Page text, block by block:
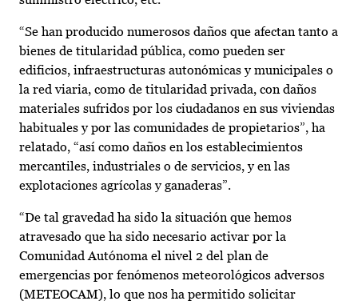
“Se han producido numerosos daños que afectan tanto a
bienes de titularidad pública, como pueden ser
edificios, infraestructuras autonómicas y municipales o
la red viaria, como de titularidad privada, con daños
materiales sufridos por los ciudadanos en sus viviendas
habituales y por las comunidades de propietarios”, ha
relatado, “así como daños en los establecimientos
mercantiles, industriales o de servicios, y en las
explotaciones agrícolas y ganaderas”.
“De tal gravedad ha sido la situación que hemos
atravesado que ha sido necesario activar por la
Comunidad Autónoma el nivel 2 del plan de
emergencias por fenómenos meteorológicos adversos
(METEOCAM), lo que nos ha permitido solicitar